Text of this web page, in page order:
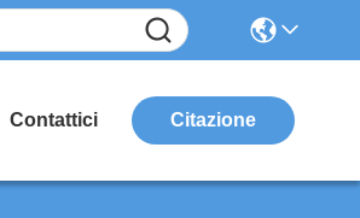
Contattici Citazione